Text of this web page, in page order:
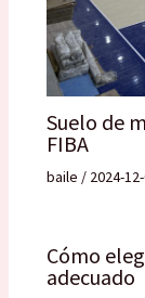
Suelo de
FIBA
baile / 2024-
Cómo
adecuado